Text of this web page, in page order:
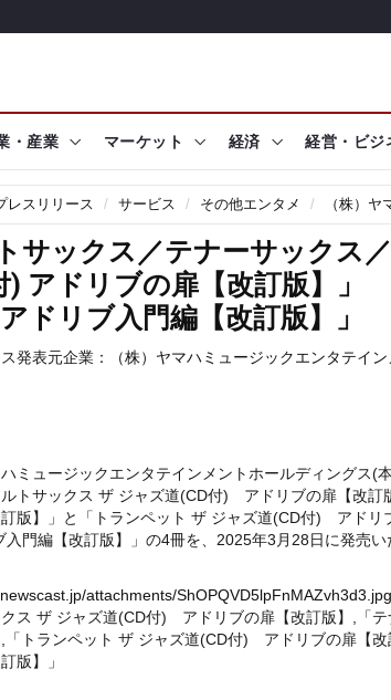
・産業 マーケット 経済 経営・ビジ
レスリリース サービス その他エンタメ （株）
トサックス／テナーサック
) アドリブの扉【改訂版】
ドリブ入門編【改訂版】」
発表元企業： （株）ヤマハミュージックエンタテイ
ミュージックエンタテインメントホールディングス(
トサックス ザ ジャズ道(CD付) アドリブの扉【改
訂版】」と「トランペット ザ ジャズ道(CD付) アドリ
門編【改訂版】」の4冊を、2025年3月28日に発売い
attachments/ShOPQVD5lpFnMAZvh3d3.jpg
クス ザ ジャズ道(CD付) アドリブの扉【改訂版】,「
,「トランペット ザ ジャズ道(CD付) アドリブの扉【
版】」